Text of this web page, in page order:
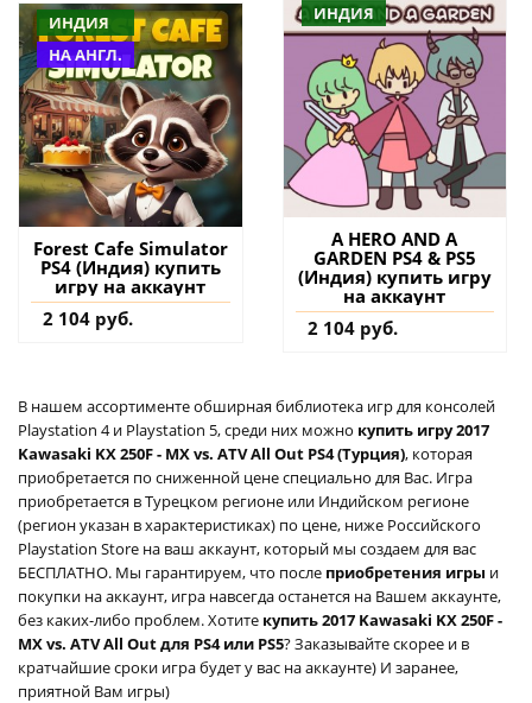
ИНДИЯ
НА АНГЛ.
Forest Cafe Simulator
PS4 (Индия) купить
игру на аккаунт
2 104 руб.
ИНДИЯ
A HERO AND A
GARDEN PS4 & PS5
(Индия) купить игру
на аккаунт
2 104 руб.
В нашем ассортименте обширная библиотека игр для консолей
Playstation 4 и Playstation 5, среди них можно купить игру 2017
Kawasaki KX 250F - MX vs. ATV All Out PS4 (Турция), которая
приобретается по сниженной цене специально для Вас. Игра
приобретается в Турецком регионе или Индийском регионе
(регион указан в характеристиках) по цене, ниже Российского
Playstation Store на ваш аккаунт, который мы создаем для вас
БЕСПЛАТНО. Мы гарантируем, что после приобретения игры и
покупки на аккаунт, игра навсегда останется на Вашем аккаунте,
без каких-либо проблем. Хотите купить 2017 Kawasaki KX 250F -
MX vs. ATV All Out для PS4 или PS5? Заказывайте скорее и в
кратчайшие сроки игра будет у вас на аккаунте) И заранее,
приятной Вам игры)